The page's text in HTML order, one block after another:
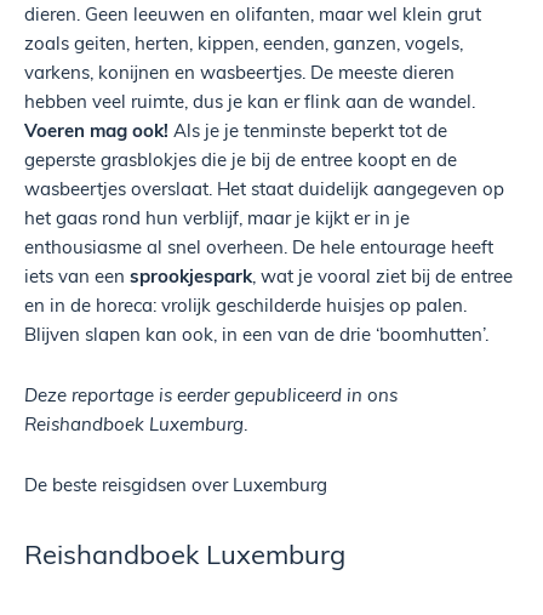
dieren. Geen leeuwen en olifanten, maar wel klein grut
zoals geiten, herten, kippen, eenden, ganzen, vogels,
varkens, konijnen en wasbeertjes. De meeste dieren
hebben veel ruimte, dus je kan er flink aan de wandel.
Voeren mag ook! Als je je tenminste beperkt tot de
geperste grasblokjes die je bij de entree koopt en de
wasbeertjes overslaat. Het staat duidelijk aangegeven op
het gaas rond hun verblijf, maar je kijkt er in je
enthousiasme al snel overheen. De hele entourage heeft
iets van een sprookjespark, wat je vooral ziet bij de entree
en in de horeca: vrolijk geschilderde huisjes op palen.
Blijven slapen kan ook, in een van de drie ‘boomhutten’.
Deze reportage is eerder gepubliceerd in ons
Reishandboek Luxemburg.
De beste reisgidsen over Luxemburg
Reishandboek Luxemburg